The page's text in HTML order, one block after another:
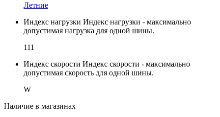
Летние
Индекс нагрузки Индекс нагрузки - максимально
допустимая нагрузка для одной шины.
111
Индекс скорости Индекс скорости - максимально
допустимая скорость для одной шины.
W
Наличие в магазинах